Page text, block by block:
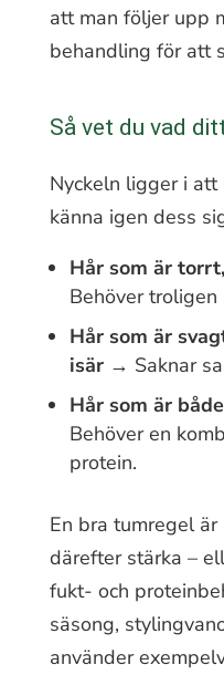
att man följer upp
behandling för att
Så vet du vad
Nyckeln ligger i att
känna igen dess
Hår som är
Behöver troligen
Hår som är
isär→ Saknar
Hår som är
Behöver en
protein.
En bra tumregel
därefter stärka –
fukt- och
säsong,
använder